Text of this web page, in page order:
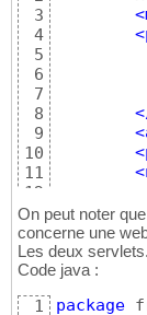
3
4
5
6
7
8
9
10
11
12
13
14
15
16
17
18
On peut noter
concerne une
Les deux servlets.
Code java :
1
package